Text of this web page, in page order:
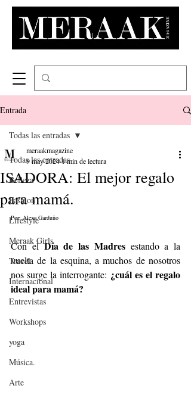
Entrada
Todas las entradas
Belleza
Fashion
Lifestyle
Meraak Girls
Travel
Internacional
Entrevistas
Workshops
yoga
Música.
Arte
Todas las entradas
ISADORA: El mejor regalo
para mamá.
meraakmagazine
9 may 20241 min de lectura
Por: Alexa Garduño
Con el Día de las Madres estando a la
vuelta de la esquina, a muchos de nosotros
nos surge la interrogante: ¿cuál es el regalo
ideal para mamá?